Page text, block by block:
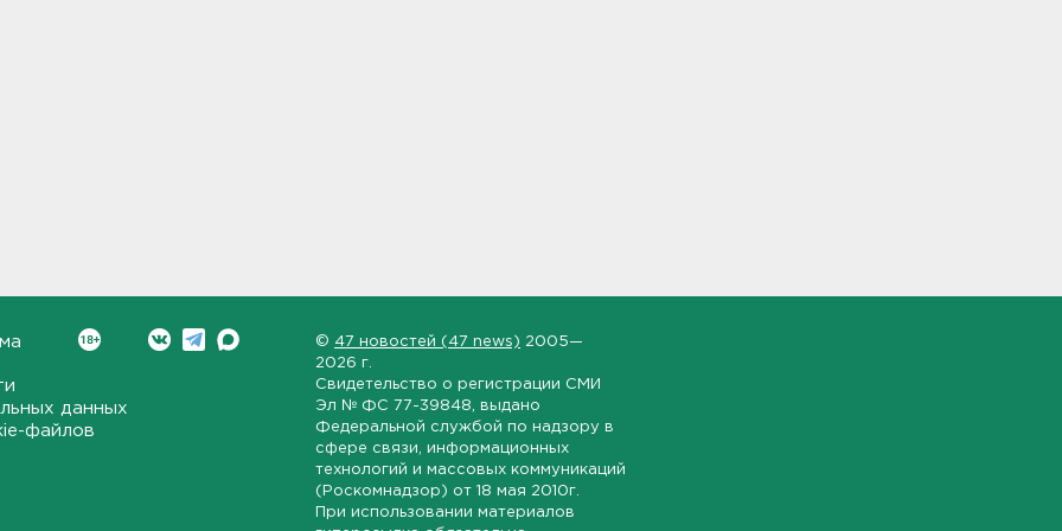
данных
файлов
© 47 новостей (47 news) 2005—
2026 г.
Свидетельство о регистрации СМИ
Эл № ФС 77-39848 , выдано
Федеральной службой по надзору в
сфере связи, информационных
технологий и массовых коммуникаций
(Роскомнадзор) от 18 мая 2010г.
При использовании материалов